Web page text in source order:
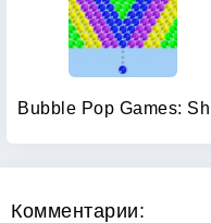
Комментарии: